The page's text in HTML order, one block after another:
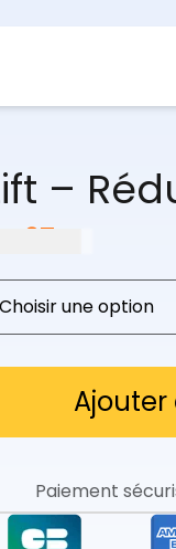
–
prix :
19,97 €
à
54,97 €
Paiement